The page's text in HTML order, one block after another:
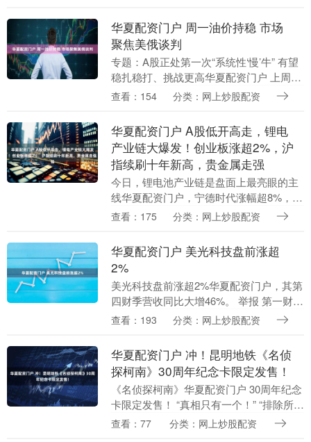
宏夺....
华夏配资门户 周一油价持稳 市场
聚焦美俄谈判
专题：A股正处第一次“系统性‘慢’牛” 有望
稳扎稳打、挑战更高华夏配资门户 上周累
计下跌逾4%后，周一国际油价保持稳定。
战争....
查看：154 分类：网上炒股配资
华夏配资门户 A股低开高走，锂电
产业链大爆发！创业板涨超2%，沪
指续刷十年新高，贵金属走强
今日，锂电池产业链是盘面上最亮眼的主
线华夏配资门户，宁德时代涨幅超8%，华
盛锂电、泰和科技、新宙邦、海科新源、
高的核心动力。....
查看：175 分类：网上炒股配资
华夏配资门户 美光科技盘前涨超
2%
美光科技盘前涨超2%华夏配资门户，其第
四财季营收同比大增46%。 举报 第一财经
广告合作，请点击这里此内容为第一财经
财经书面....
查看：193 分类：网上炒股配资
华夏配资门户 冲！昆明地铁《名侦
探柯南》30周年纪念卡限定发售！
《名侦探柯南》华夏配资门户 30周年纪念
卡限定发售！ “真相只有一个！” “排除所有
不可能的事实， 剩下的即使再不可思议，
查看：77 分类：网上炒股配资